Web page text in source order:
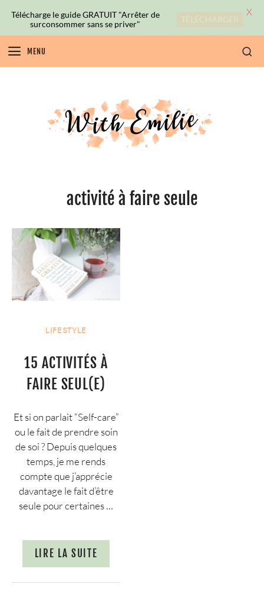
MENU
activité à faire seule
LIFESTYLE
15 ACTIVITÉS À
FAIRE SEUL(E)
Et si on parlait “Self-care”
ou le fait de prendre soin
de soi ? Depuis quelques
temps, je me rends
compte que j’apprécie
davantage le fait d’être
seule pour certaines …
LIRE LA SUITE
Télécharge le guide GRATUIT "Arrêter de
surconsommer sans se priver"
TÉLÉCHARGER
X